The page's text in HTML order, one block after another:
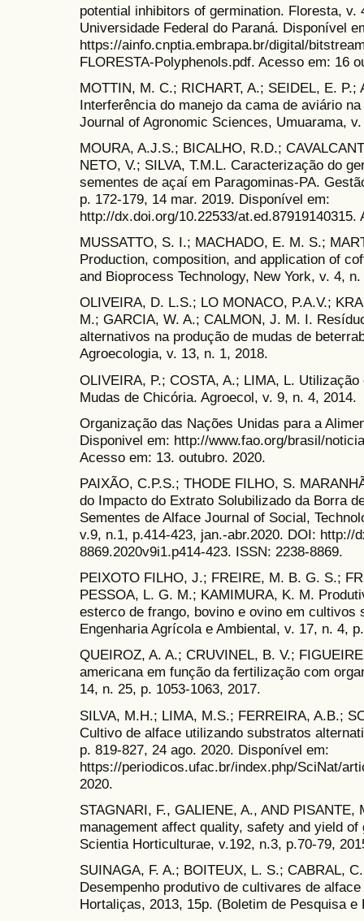
potential inhibitors of germination. Floresta, v.
Universidade Federal do Paraná. Disponível
https://ainfo.cnptia.embrapa.br/digital/
FLORESTA-Polyphenols.pdf. Acesso em: 16
MOTTIN, M. C.; RICHART, A.; SEIDEL, E. P.;
Interferência do manejo da cama de aviário
Journal of Agronomic Sciences, Umuarama,
MOURA, A.J.S.; BICALHO, R.D.;
NETO, V.; SILVA, T.M.L. Caracterização do
sementes de açaí em Paragominas-PA.
p. 172-179, 14 mar. 2019. Disponível em:
http://dx.doi.org/10.22533/
MUSSATTO, S. I.; MACHADO, E. M. S.;
Production, composition, and application of
and Bioprocess Technology, New York, v. 4,
OLIVEIRA, D. L.S.; LO MONACO, P.A.V.;
M.; GARCIA, W. A.; CALMON, J. M. I.
alternativos na produção de mudas de
Agroecologia, v. 13, n. 1, 2018.
OLIVEIRA, P.; COSTA, A.; LIMA, L.
Mudas de Chicória. Agroecol, v. 9, n. 4, 2014.
Organização das Nações Unidas para a
Disponivel em: http://www.fao.org/brasil/
Acesso em: 13. outubro. 2020.
PAIXÃO, C.P.S.; THODE FILHO, S.
do Impacto do Extrato Solubilizado da Borra
Sementes de Alface Journal of Social,
v.9, n.1, p.414-423, jan.-abr.2020. DOI: http://
8869.2020v9i1.p414-423. ISSN: 2238-8869.
PEIXOTO FILHO, J.; FREIRE, M. B. G. S.;
PESSOA, L. G. M.; KAMIMURA, K. M.
esterco de frango, bovino e ovino em
Engenharia Agrícola e Ambiental, v. 17, n. 4,
QUEIROZ, A. A.; CRUVINEL, B. V.;
americana em função da fertilização com
14, n. 25, p. 1053-1063, 2017.
SILVA, M.H.; LIMA, M.S.; FERREIRA, A.B.;
Cultivo de alface utilizando substratos
p. 819-827, 24 ago. 2020. Disponível em:
https://periodicos.ufac.br/index.php/SciNat/
2020.
STAGNARI, F., GALIENE, A., AND PISANTE,
management affect quality, safety and yield
Scientia Horticulturae, v.192, n.3, p.70-79,
SUINAGA, F. A.; BOITEUX, L. S.; CABRAL,
Desempenho produtivo de cultivares de
Hortaliças, 2013, 15p. (Boletim de Pesquisa